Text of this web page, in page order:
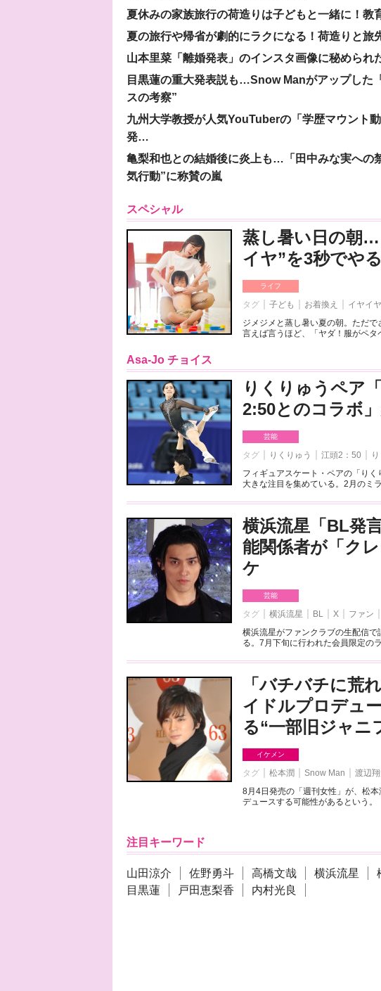
夏休みの家族旅行の荷造りは子どもと一緒に！教
夏の旅行や帰省が劇的にラクになる！荷造りと旅
山本里菜「離婚発表」のインスタ画像に秘められ
目黒蓮の重大発表説も…Snow Manがアップした
スの考察”
九州大学教授が人気YouTuberの「学歴マウント
発…
亀梨和也との結婚後に炎上も…「田中みな実への
気行動”に称賛の嵐
スペシャル
蒸し暑い日の朝
イヤ”を3秒でや
ライフ
タグ 子ども お着換え イヤイヤ
ジメジメと蒸し暑い夏の朝。ただ
言えば言うほど、「ヤダ！服がペ
Asa-Jo チョイス
りくりゅうペア
2:50とのコラボ
芸能
タグ りくりゅう 江頭2：50
フィギュアスケート・ペアの「りく
大きな注目を集めている。2月のミ
横浜流星「BL発
能関係者が「ク
ケ
芸能
タグ 横浜流星 BL X
ファン
横浜流星がファンクラブの生配信
る。7月下旬に行われた会員限定の
「バチバチに荒
イドルプロデュ
る“一部旧ジャニ
イケメン
タグ 松本潤 Snow Man 渡辺
8月4日発売の「週刊女性」が、松
デュースする可能性があるという
注目キーワード
山田涼介 佐野勇斗 高橋文哉 横浜流星
目黒蓮
戸田恵梨香 内村光良